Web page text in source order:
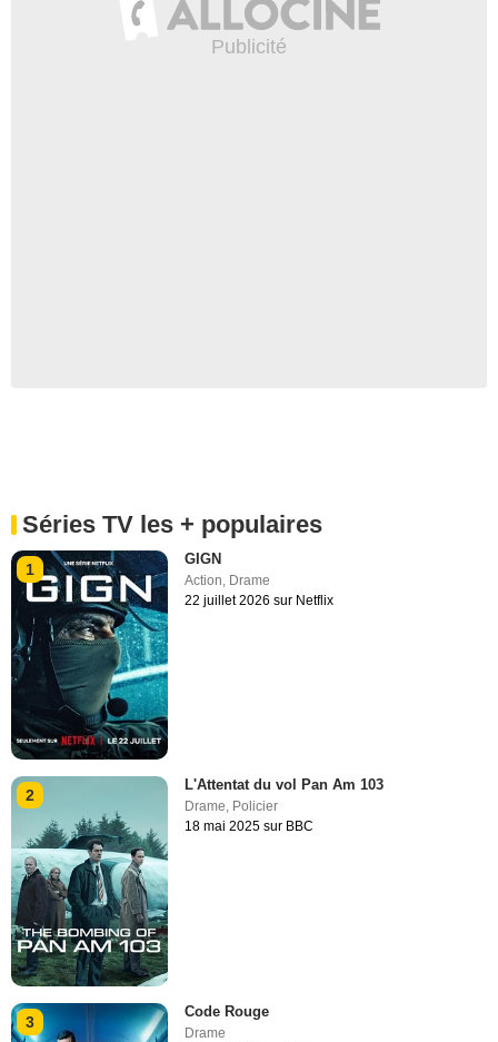
Séries TV les + populaires
1
GIGN
Action, Drame
22 juillet 2026 sur Netflix
2
L'Attentat du vol Pan Am 103
Drame, Policier
18 mai 2025 sur BBC
3
Code Rouge
Drame